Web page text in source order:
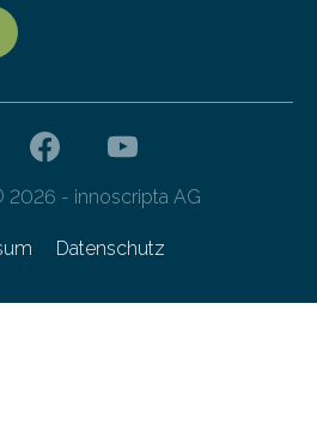
2026 - innoscripta AG
Datenschutz